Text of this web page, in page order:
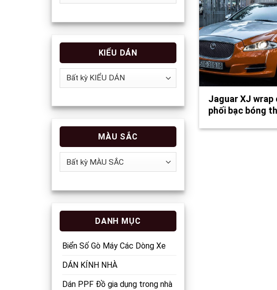
KIỂU DÁN
MÀU SẮC
DANH MỤC
Biển Số Gò Máy Các Dòng Xe
DÁN KÍNH NHÀ
Dán PPF Đồ gia dụng trong nhà
Jaguar XJ wrap
phối bạc bóng